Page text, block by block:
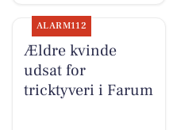
ALARM112
Ældre kvinde
udsat for
tricktyveri i Farum